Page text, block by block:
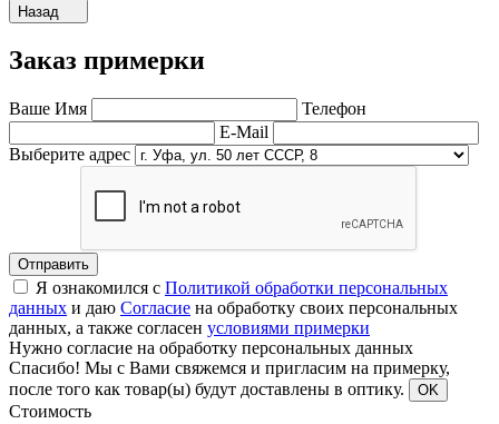
Назад
Заказ примерки
Ваше Имя
Телефон
E-Mail
Выберите адрес
Отправить
Я ознакомился с Политикой обработки персональных
данных и даю Согласие на обработку своих персональных
данных, а также согласен условиями примерки
Нужно согласие на обработку персональных данных
Спасибо! Мы с Вами свяжемся и пригласим на примерку,
после того как товар(ы) будут доставлены в оптику.
OK
Стоимость